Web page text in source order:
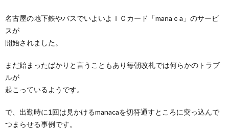
名古屋の地下鉄やバスでいよいよＩＣカード「manaｃa」のサービ
スが
開始されました。
まだ始まったばかりと言うこともあり毎朝改札では何らかのトラブ
ルが
起こっているようです。
で、出勤時に1回は見かけるmanacaを切符通すところに突っ込んで
つまらせる事例です。